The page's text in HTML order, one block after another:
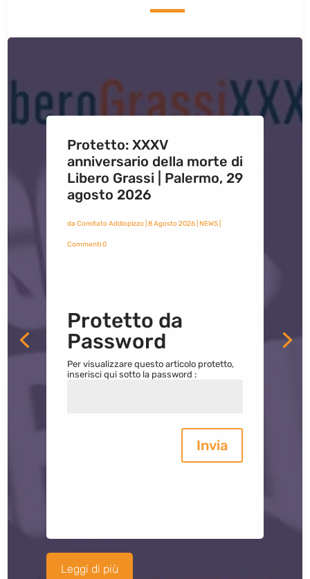
Protetto: XXXV
anniversario della morte di
Libero Grassi | Palermo, 29
agosto 2026
da Comitato Addiopizzo| 8 Agosto 2026| NEWS|
Commenti 0
Protetto da
Password
Per visualizzare questo articolo protetto,
inserisci qui sotto la password :
Invia
Leggi di più